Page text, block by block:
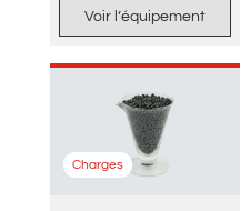
Voir l’équipement
Charges